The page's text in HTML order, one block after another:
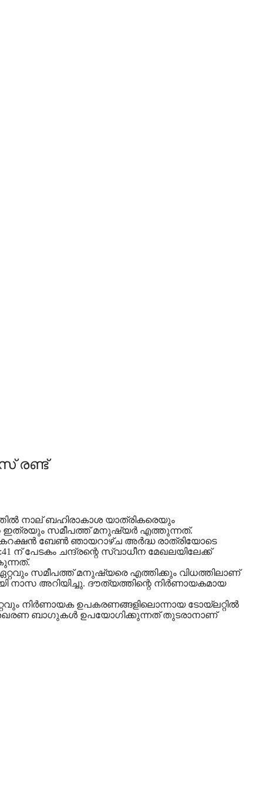
രണ്ട്
നാല് ബഹിരാകാശ യാത്രികരെയും
ഇത്രയും സമീപത്ത് മനുഷ്യര്‍ എത്തുന്നത്.
ബേണ്‍ ഞായറാഴ്ച അര്‍ദ്ധ രാത്രിയോടെ
ന് പേടകം ചന്ദ്രന്റെ സ്വാധീന മേഖലയിലേക്ക്
ഏറ്റവും സമീപത്ത് മനുഷ്യരെ എത്തിക്കും വിധത്തിലാണ്
നാസ അറിയിച്ചു. ദൗത്യത്തിന്റെ നിര്‍ണായകമായ
നിര്‍ണായക ഉപകരണങ്ങളിലൊന്നായ ടോയ്ലറ്റില്‍
ശേഖരണ ബാഗുകള്‍ ഉപയോഗിക്കുന്നത് തുടരാനാണ്